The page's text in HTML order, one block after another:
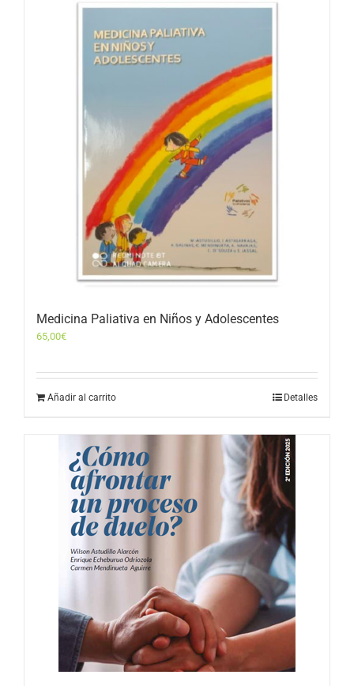
Medicina Paliativa en Niños y Adolescentes
65,00€
Añadir al carrito Detalles